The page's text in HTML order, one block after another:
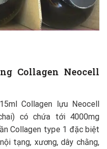
Collagen Neocell
Collagen lựu Neocell
có chứa tới 4000mg
Collagen type 1 đặc biệt
tạng, xương, dây chằng,